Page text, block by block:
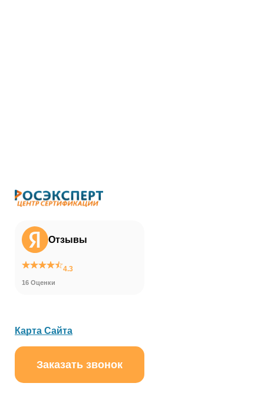
Отзывы
4.3
16 Оценки
Карта Сайта
Заказать звонок
online